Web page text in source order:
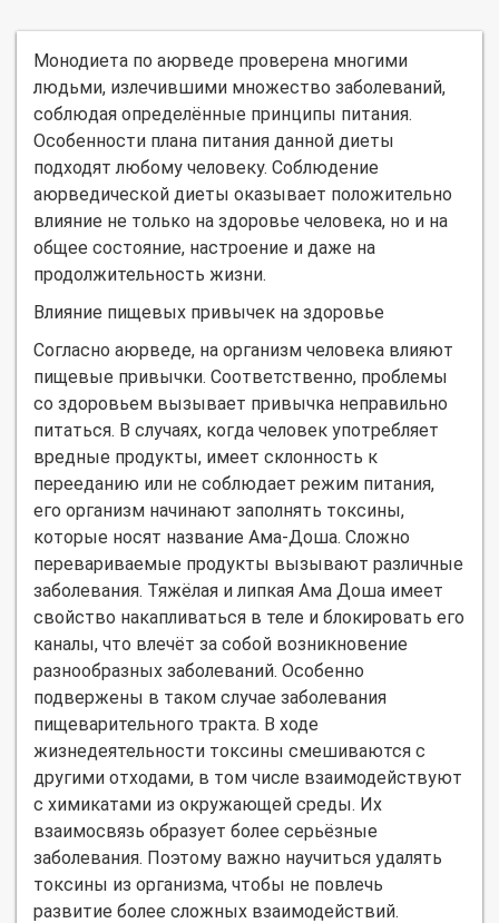
Монодиета по аюрведе проверена многими
людьми, излечившими множество заболеваний,
соблюдая определённые принципы питания.
Особенности плана питания данной диеты
подходят любому человеку. Соблюдение
аюрведической диеты оказывает положительно
влияние не только на здоровье человека, но и на
общее состояние, настроение и даже на
продолжительность жизни.
Влияние пищевых привычек на здоровье
Согласно аюрведе, на организм человека влияют
пищевые привычки. Соответственно, проблемы
со здоровьем вызывает привычка неправильно
питаться. В случаях, когда человек употребляет
вредные продукты, имеет склонность к
перееданию или не соблюдает режим питания,
его организм начинают заполнять токсины,
которые носят название Ама-Доша. Сложно
перевариваемые продукты вызывают различные
заболевания. Тяжёлая и липкая Ама Доша имеет
свойство накапливаться в теле и блокировать его
каналы, что влечёт за собой возникновение
разнообразных заболеваний. Особенно
подвержены в таком случае заболевания
пищеварительного тракта. В ходе
жизнедеятельности токсины смешиваются с
другими отходами, в том числе взаимодействуют
с химикатами из окружающей среды. Их
взаимосвязь образует более серьёзные
заболевания. Поэтому важно научиться удалять
токсины из организма, чтобы не повлечь
развитие более сложных взаимодействий.